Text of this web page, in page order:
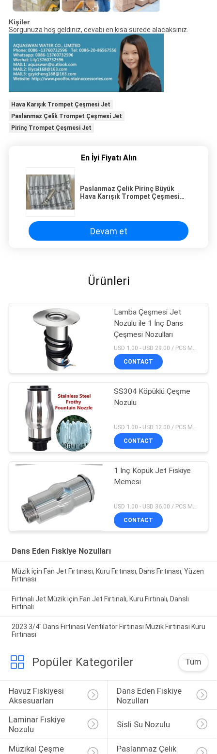
Kişiler
Sorgunuza hoş geldiniz, cevabı en kısa sürede alacaksınız.
Hava Karışık Trompet Çeşmesi Jet
Paslanmaz Çelik Trompet Çeşmesi Jet
Pirinç Trompet Çeşmesi Jet
En İyi Fiyatı Alın
Paslanmaz Çelik Pirinç Büyük
Hava Karışık Trompet Çeşmesi
Devam et
Ürünleri
Lamba Çeşmesi Jet
Nozulu ile 1 İnç Dans
Çeşmesi Nozulları
USD 1.00 - USD 29.00 / PCS MOQ:1 parça
CONTACT
SS304 Köpüklü Çeşme
Nozulu
CONTACT
1 İnç Köpük Jet Fıskiye
Memesi
CONTACT
Dans Eden Fıskiye Nozulları
Müzik için Fan Jet Fırtınası, Kuru Fırtınası, Dans Fırtınası, Yüzen
Fırtınası
Fırtınalı Jet Müzik için Fan Jet Fırtınalı, Kuru Fırtınalı, Danslı
Fırtınalı
2023 3/4" Dans Fırtınası Ventilatör Fırtınası Müzik Fırtınası Kuru
Fırtınası
Popüler Kategoriler Tüm
Havuz Fıskiyesi
Aksesuarları
Dans Eden Fıskiye
Nozulları
Laminar Fıskiye
Nozulu
Sisli Su Nozulu
Müzikal Çeşme
Paslanmaz Çelik